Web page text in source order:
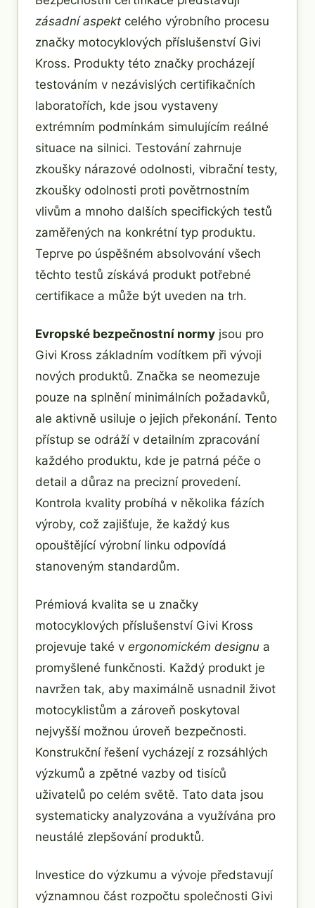
zásadní aspekt celého výrobního procesu
značky motocyklových příslušenství Givi
Kross. Produkty této značky procházejí
testováním v nezávislých certifikačních
laboratořích, kde jsou vystaveny
extrémním podmínkám simulujícím reálné
situace na silnici. Testování zahrnuje
zkoušky nárazové odolnosti, vibrační testy,
zkoušky odolnosti proti povětrnostním
vlivům a mnoho dalších specifických testů
zaměřených na konkrétní typ produktu.
Teprve po úspěšném absolvování všech
těchto testů získává produkt potřebné
certifikace a může být uveden na trh.
Evropské bezpečnostní normy jsou pro
Givi Kross základním vodítkem při vývoji
nových produktů. Značka se neomezuje
pouze na splnění minimálních požadavků,
ale aktivně usiluje o jejich překonání. Tento
přístup se odráží v detailním zpracování
každého produktu, kde je patrná péče o
detail a důraz na precizní provedení.
Kontrola kvality probíhá v několika fázích
výroby, což zajišťuje, že každý kus
opouštějící výrobní linku odpovídá
stanoveným standardům.
Prémiová kvalita se u značky
motocyklových příslušenství Givi Kross
projevuje také v ergonomickém designu a
promyšlené funkčnosti. Každý produkt je
navržen tak, aby maximálně usnadnil život
motocyklistům a zároveň poskytoval
nejvyšší možnou úroveň bezpečnosti.
Konstrukční řešení vycházejí z rozsáhlých
výzkumů a zpětné vazby od tisíců
uživatelů po celém světě. Tato data jsou
systematicky analyzována a využívána pro
neustálé zlepšování produktů.
Investice do výzkumu a vývoje představují
významnou část rozpočtu společnosti Givi